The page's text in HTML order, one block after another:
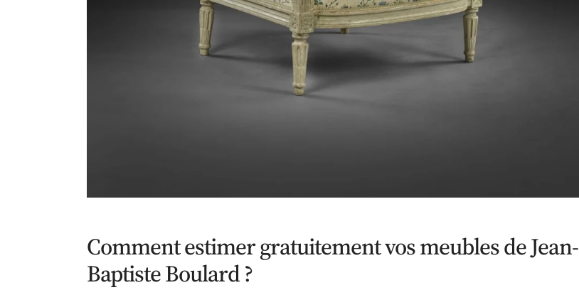
Comment estimer gratuitement vos meubles de Jean-
Baptiste Boulard ?